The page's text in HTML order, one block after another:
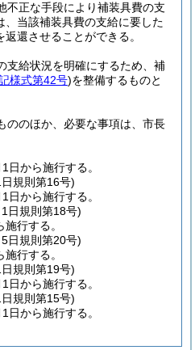
不正な手段により補装具費の支
、当該補装具費の支給に要した
還させることができる。
支給状況を明確にするため、補
様式第42号)を整備するものと
ののほか、必要な事項は、市長
日から施行する。
規則第16号)
日から施行する。
日規則第18号)
行する。
日規則第20号)
行する。
規則第19号)
日から施行する。
規則第15号)
日から施行する。